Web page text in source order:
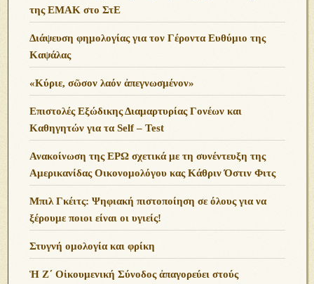
της ΕΜΑΚ στο ΣτΕ
Διάψευση φημολογίας για τον Γέροντα Ευθύμιο της
Καψάλας
«Κύριε, σῶσον λαόν ἀπεγνωσμένον»
Επιστολές Εξώδικης Διαμαρτυρίας Γονέων και
Καθηγητών για τα Self – Test
Ανακοίνωση της ΕΡΩ σχετικά με τη συνέντευξη της
Αμερικανίδας Οικονομολόγου κας Κάθριν Όστιν Φιτς
Μπιλ Γκέιτς: Ψηφιακή πιστοποίηση σε όλους για να
ξέρουμε ποιοι είναι οι υγιείς!
Στυγνή ομολογία και φρίκη
Ἡ Ζ΄ Οἰκουμενική Σύνοδος ἀπαγορεύει στούς